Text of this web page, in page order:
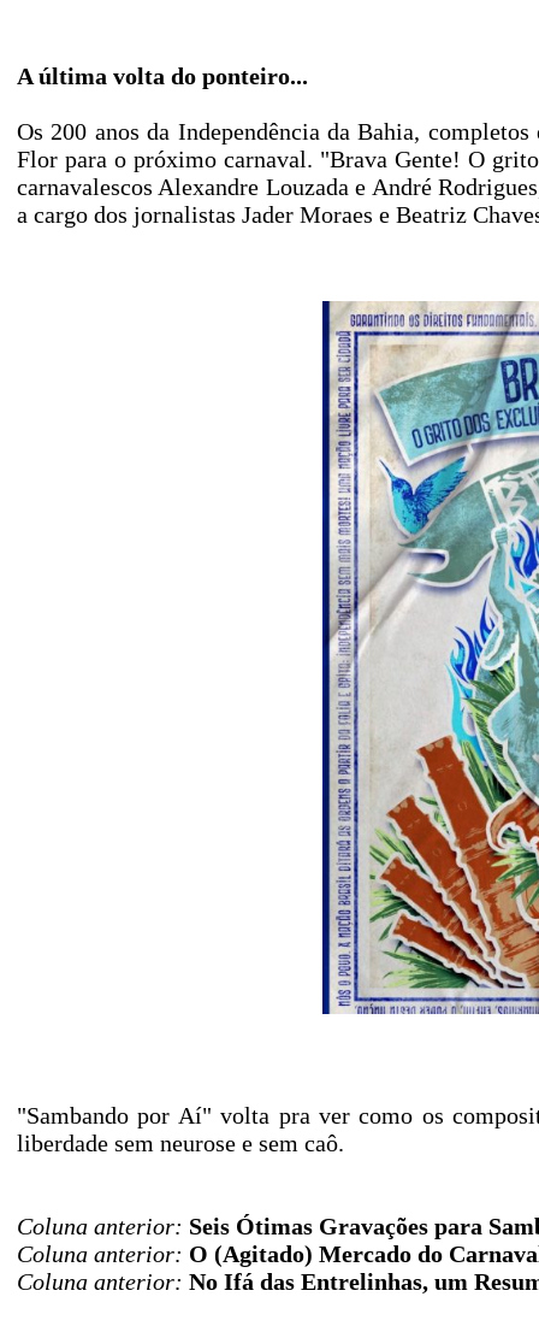
A última volta do ponteiro...
Os 200 anos da Independência da Bahia,
Flor para o próximo carnaval. "Brava Gente! O
carnavalescos Alexandre Louzada e André
a cargo dos jornalistas Jader Moraes e Beatriz
"Sambando por Aí" volta pra ver como os
liberdade sem neurose e sem caô.
Coluna anterior: Seis Ótimas Gravações para
Coluna anterior: O (Agitado) Mercado do
Coluna anterior: No Ifá das Entrelinhas, um